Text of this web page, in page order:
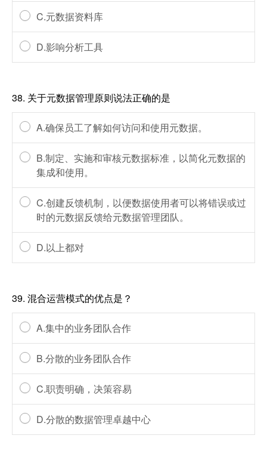
C.元数据资料库
D.影响分析工具
38. 关于元数据管理原则说法正确的是
A.确保员工了解如何访问和使用元数据。
B.制定、实施和审核元数据标准，以简化元数据的
集成和使用。
C.创建反馈机制，以便数据使用者可以将错误或过
时的元数据反馈给元数据管理团队。
D.以上都对
39. 混合运营模式的优点是？
A.集中的业务团队合作
B.分散的业务团队合作
C.职责明确，决策容易
D.分散的数据管理卓越中心